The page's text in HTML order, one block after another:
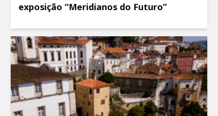
exposição “Meridianos do Futuro”